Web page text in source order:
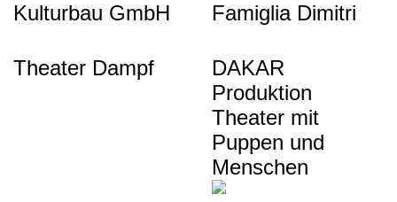
Kulturbau GmbH Famiglia Dimitri
Theater Dampf
DAKAR
Produktion
Theater mit
Puppen und
Menschen